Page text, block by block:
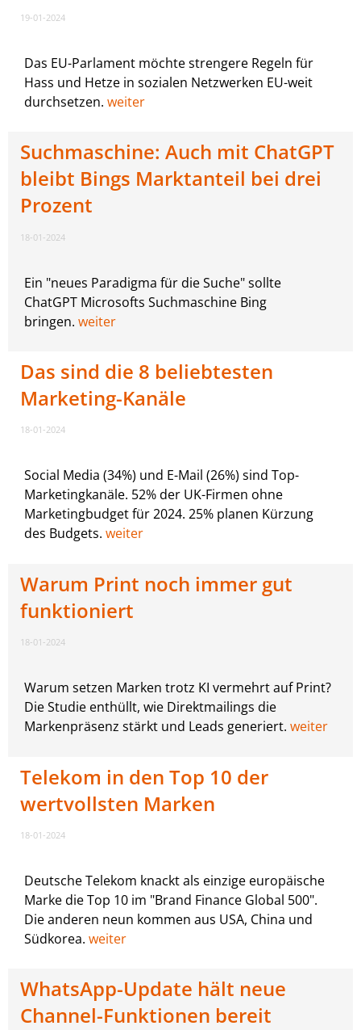
19-01-2024
Das EU-Parlament möchte strengere Regeln für
Hass und Hetze in sozialen Netzwerken EU-weit
durchsetzen. weiter
Suchmaschine: Auch mit ChatGPT
bleibt Bings Marktanteil bei drei
Prozent
18-01-2024
Ein "neues Paradigma für die Suche" sollte
ChatGPT Microsofts Suchmaschine Bing
bringen. weiter
Das sind die 8 beliebtesten
Marketing-Kanäle
18-01-2024
Social Media (34%) und E-Mail (26%) sind Top-
Marketingkanäle. 52% der UK-Firmen ohne
Marketingbudget für 2024. 25% planen Kürzung
des Budgets. weiter
Warum Print noch immer gut
funktioniert
18-01-2024
Warum setzen Marken trotz KI vermehrt auf Print?
Die Studie enthüllt, wie Direktmailings die
Markenpräsenz stärkt und Leads generiert. weiter
Telekom in den Top 10 der
wertvollsten Marken
18-01-2024
Deutsche Telekom knackt als einzige europäische
Marke die Top 10 im "Brand Finance Global 500".
Die anderen neun kommen aus USA, China und
Südkorea. weiter
WhatsApp-Update hält neue
Channel-Funktionen bereit